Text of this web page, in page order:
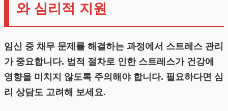
와 심리적 지원
임신 중 채무 문제를 해결하는 과정에서 스트레스 관리
가 중요합니다. 법적 절차로 인한 스트레스가 건강에
영향을 미치지 않도록 주의해야 합니다. 필요하다면 심
리 상담도 고려해 보세요.